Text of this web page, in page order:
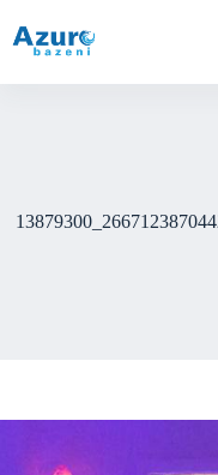
content